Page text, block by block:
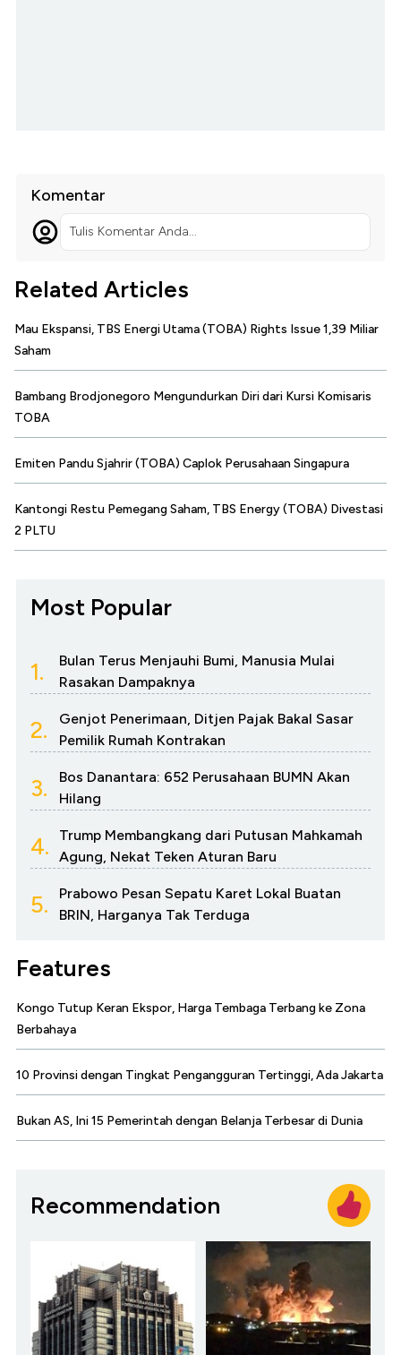
Komentar
Tulis Komentar Anda...
Related Articles
Mau Ekspansi, TBS Energi Utama (TOBA) Rights Issue 1,39 Miliar
Saham
Bambang Brodjonegoro Mengundurkan Diri dari Kursi Komisaris
TOBA
Emiten Pandu Sjahrir (TOBA) Caplok Perusahaan Singapura
Kantongi Restu Pemegang Saham, TBS Energy (TOBA) Divestasi
2 PLTU
Most Popular
1.
Bulan Terus Menjauhi Bumi, Manusia Mulai
Rasakan Dampaknya
2.
Genjot Penerimaan, Ditjen Pajak Bakal Sasar
Pemilik Rumah Kontrakan
3.
Bos Danantara: 652 Perusahaan BUMN Akan
Hilang
4.
Trump Membangkang dari Putusan Mahkamah
Agung, Nekat Teken Aturan Baru
5.
Prabowo Pesan Sepatu Karet Lokal Buatan
BRIN, Harganya Tak Terduga
Features
Kongo Tutup Keran Ekspor, Harga Tembaga Terbang ke Zona
Berbahaya
10 Provinsi dengan Tingkat Pengangguran Tertinggi, Ada Jakarta
Bukan AS, Ini 15 Pemerintah dengan Belanja Terbesar di Dunia
Recommendation